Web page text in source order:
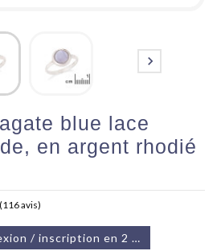

blue lace
en argent rhodié
Voir prix pro - connexion / inscription en 2 min